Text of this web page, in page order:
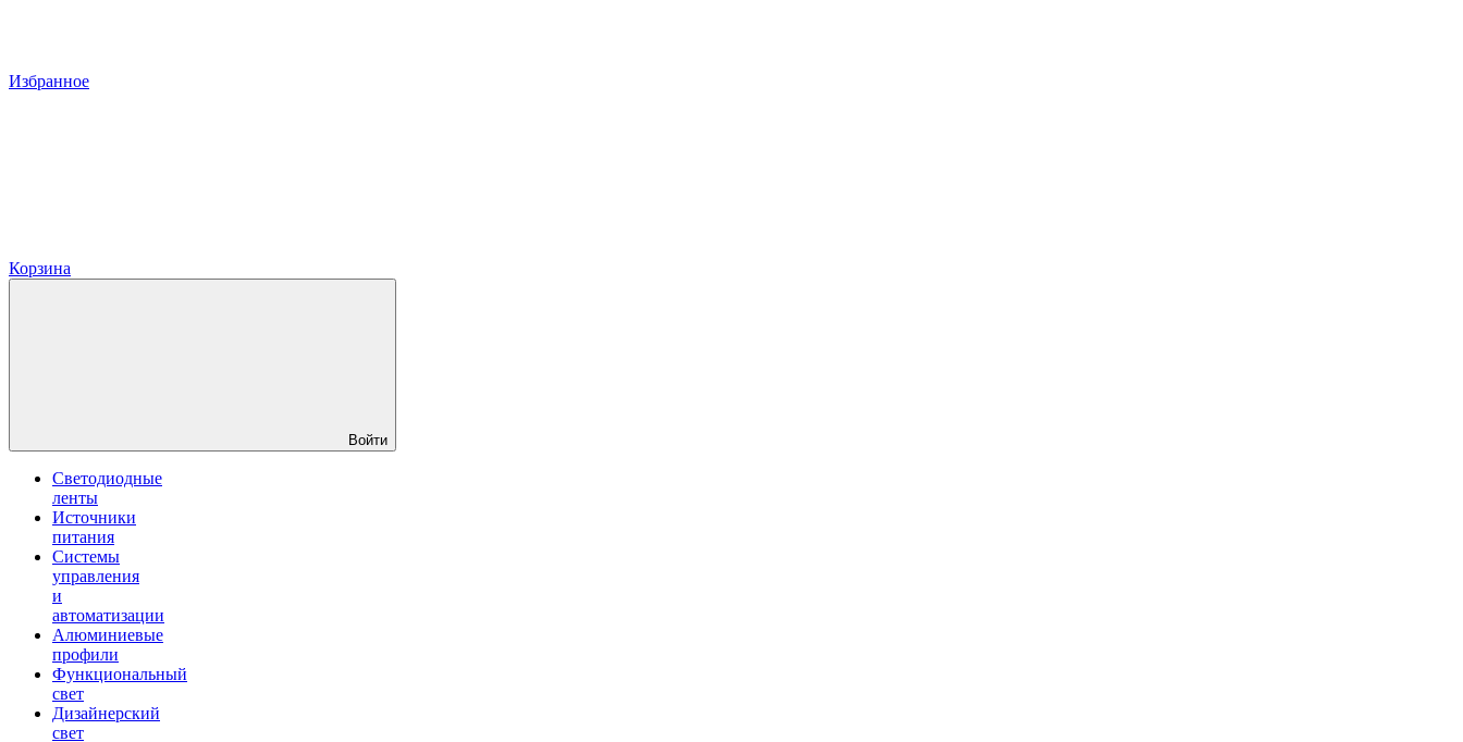
Избранное
Корзина
Войти
Светодиодные
ленты
Источники
питания
Системы
управления
и
автоматизации
Алюминиевые
профили
Функциональный
свет
Дизайнерский
свет